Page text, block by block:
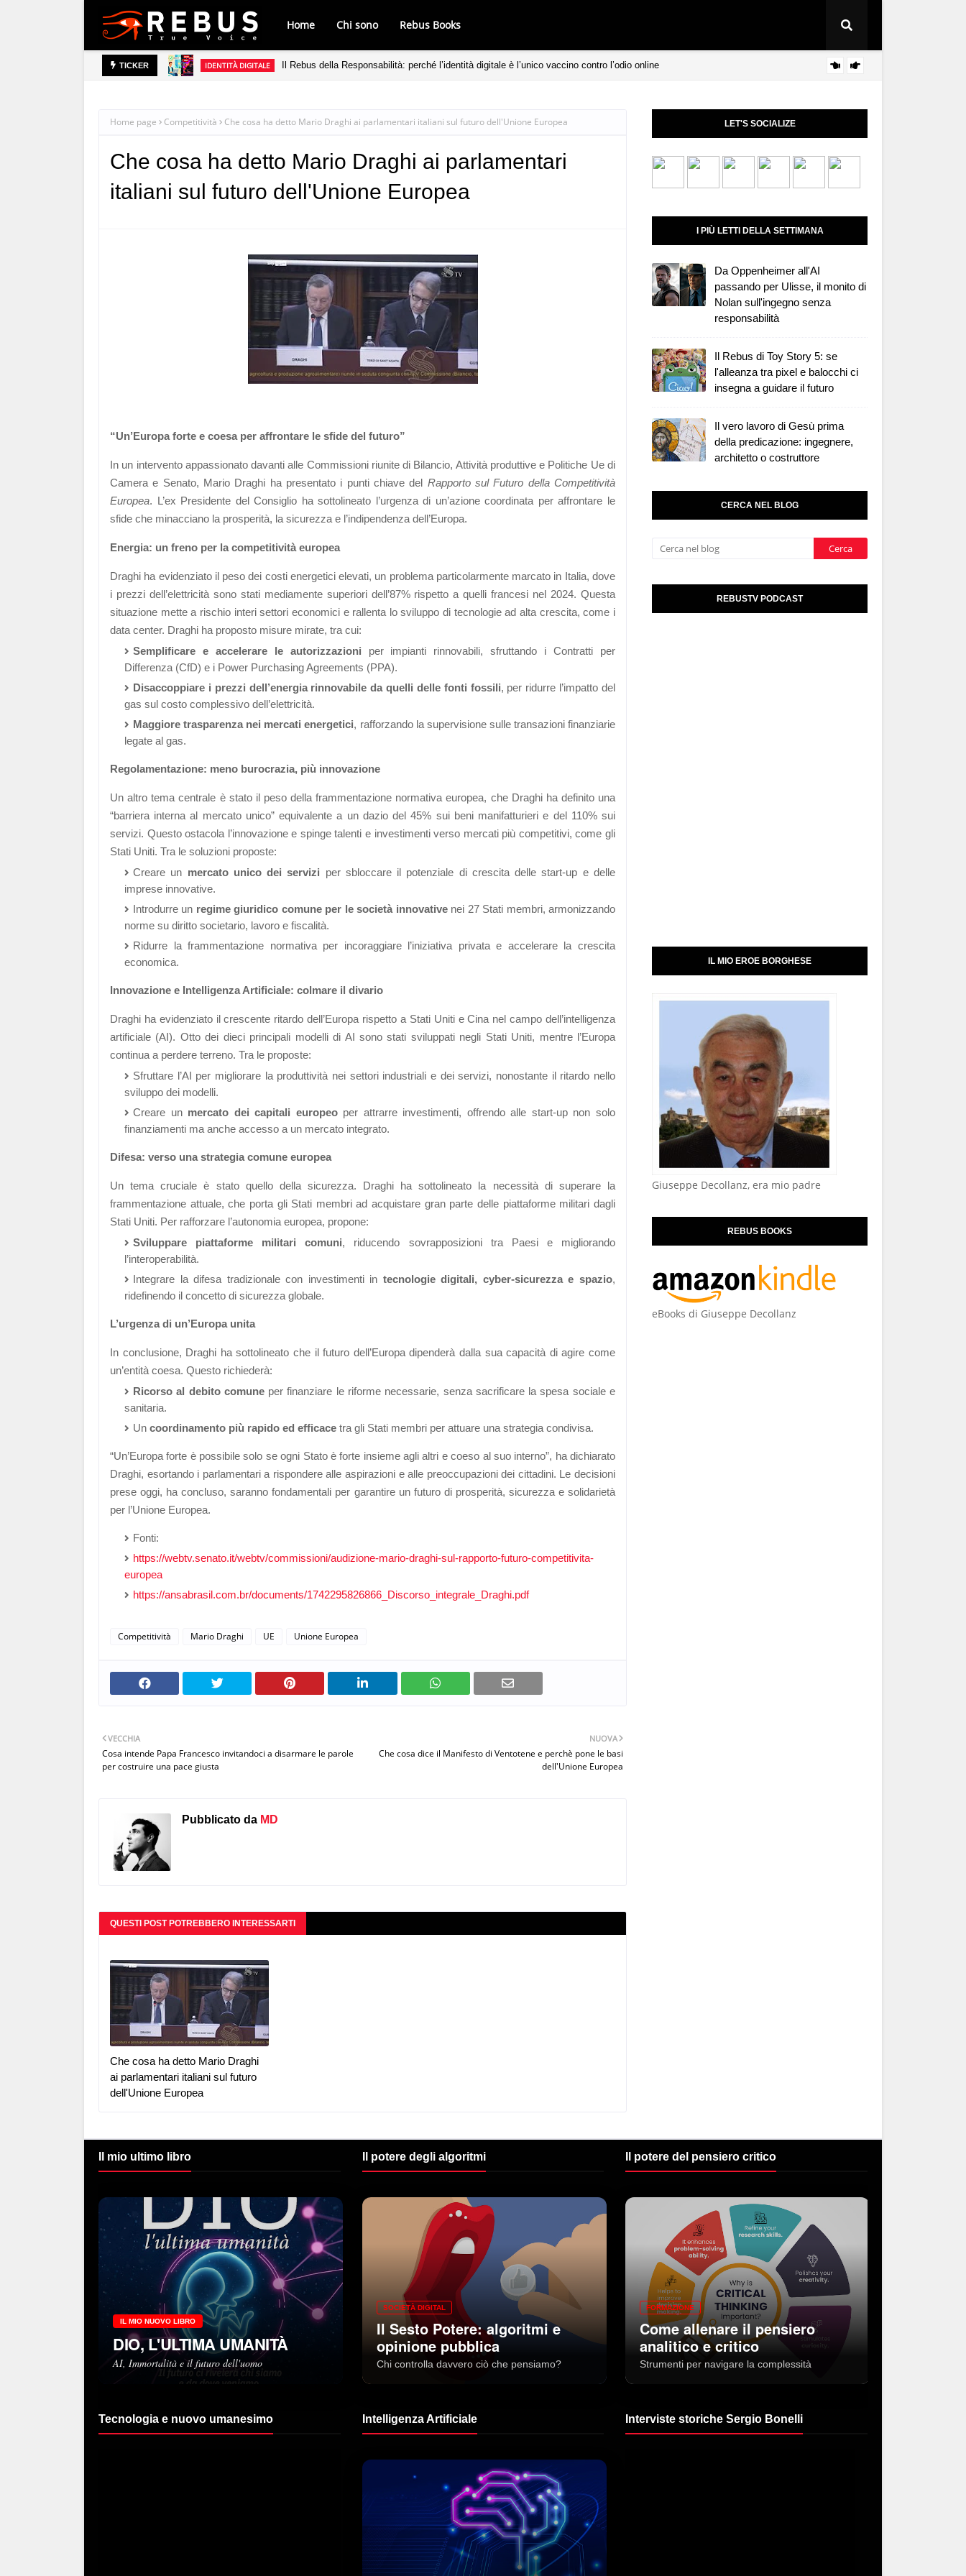
Home Chi sono Rebus Books
TICKER IDENTITÀ DIGITALE Il Rebus della Responsabilità: perché l’identità digitale è l’unico vaccino contro l’odio online
Home page Competitività Che cosa ha detto Mario Draghi ai parlamentari italiani sul futuro dell'Unione Europea
Che cosa ha detto Mario Draghi ai parlamentari
italiani sul futuro dell'Unione Europea
“Un’Europa forte e coesa per affrontare le sfide del futuro”
In un intervento appassionato davanti alle Commissioni riunite di Bilancio, Attività produttive e Politiche Ue di
Camera e Senato, Mario Draghi ha presentato i punti chiave del Rapporto sul Futuro della Competitività
Europea. L’ex Presidente del Consiglio ha sottolineato l’urgenza di un’azione coordinata per affrontare le
sfide che minacciano la prosperità, la sicurezza e l’indipendenza dell’Europa.
Energia: un freno per la competitività europea
Draghi ha evidenziato il peso dei costi energetici elevati, un problema particolarmente marcato in Italia, dove
i prezzi dell’elettricità sono stati mediamente superiori dell’87% rispetto a quelli francesi nel 2024. Questa
situazione mette a rischio interi settori economici e rallenta lo sviluppo di tecnologie ad alta crescita, come i
data center. Draghi ha proposto misure mirate, tra cui:
Semplificare e accelerare le autorizzazioni per impianti rinnovabili, sfruttando i Contratti per
Differenza (CfD) e i Power Purchasing Agreements (PPA).
Disaccoppiare i prezzi dell’energia rinnovabile da quelli delle fonti fossili, per ridurre l’impatto del
gas sul costo complessivo dell’elettricità.
Maggiore trasparenza nei mercati energetici, rafforzando la supervisione sulle transazioni finanziarie
legate al gas.
Regolamentazione: meno burocrazia, più innovazione
Un altro tema centrale è stato il peso della frammentazione normativa europea, che Draghi ha definito una
“barriera interna al mercato unico” equivalente a un dazio del 45% sui beni manifatturieri e del 110% sui
servizi. Questo ostacola l’innovazione e spinge talenti e investimenti verso mercati più competitivi, come gli
Stati Uniti. Tra le soluzioni proposte:
Creare un mercato unico dei servizi per sbloccare il potenziale di crescita delle start-up e delle
imprese innovative.
Introdurre un regime giuridico comune per le società innovativenei 27 Stati membri, armonizzando
norme su diritto societario, lavoro e fiscalità.
Ridurre la frammentazione normativa per incoraggiare l’iniziativa privata e accelerare la crescita
economica.
Innovazione e Intelligenza Artificiale: colmare il divario
Draghi ha evidenziato il crescente ritardo dell’Europa rispetto a Stati Uniti e Cina nel campo dell’intelligenza
artificiale (AI). Otto dei dieci principali modelli di AI sono stati sviluppati negli Stati Uniti, mentre l’Europa
continua a perdere terreno. Tra le proposte:
Sfruttare l’AI per migliorare la produttività nei settori industriali e dei servizi, nonostante il ritardo nello
sviluppo dei modelli.
Creare un mercato dei capitali europeoper attrarre investimenti, offrendo alle start-up non solo
finanziamenti ma anche accesso a un mercato integrato.
Difesa: verso una strategia comune europea
Un tema cruciale è stato quello della sicurezza. Draghi ha sottolineato la necessità di superare la
frammentazione attuale, che porta gli Stati membri ad acquistare gran parte delle piattaforme militari dagli
Stati Uniti. Per rafforzare l’autonomia europea, propone:
Sviluppare piattaforme militari comuni, riducendo sovrapposizioni tra Paesi e migliorando
l’interoperabilità.
Integrare la difesa tradizionale con investimenti in tecnologie digitali, cyber-sicurezza e spazio,
ridefinendo il concetto di sicurezza globale.
L’urgenza di un’Europa unita
In conclusione, Draghi ha sottolineato che il futuro dell’Europa dipenderà dalla sua capacità di agire come
un’entità coesa. Questo richiederà:
Ricorso al debito comuneper finanziare le riforme necessarie, senza sacrificare la spesa sociale e
sanitaria.
Un coordinamento più rapido ed efficace tra gli Stati membri per attuare una strategia condivisa.
“Un’Europa forte è possibile solo se ogni Stato è forte insieme agli altri e coeso al suo interno”, ha dichiarato
Draghi, esortando i parlamentari a rispondere alle aspirazioni e alle preoccupazioni dei cittadini. Le decisioni
prese oggi, ha concluso, saranno fondamentali per garantire un futuro di prosperità, sicurezza e solidarietà
per l’Unione Europea.
Fonti:
https://webtv.senato.it/webtv/commissioni/audizione-mario-draghi-sul-rapporto-futuro-competitivita-
europea
https://ansabrasil.com.br/documents/1742295826866_Discorso_integrale_Draghi.pdf
Competitività Mario Draghi UE Unione Europea
NUOVA
Che cosa dice il Manifesto di Ventotene e perchè pone le basi
dell'Unione Europea
VECCHIA
Cosa intende Papa Francesco invitandoci a disarmare le parole
per costruire una pace giusta
Pubblicato da MD
QUESTI POST POTREBBERO INTERESSARTI
Che cosa ha detto Mario Draghi
ai parlamentari italiani sul futuro
dell'Unione Europea
LET'S SOCIALIZE
I PIÙ LETTI DELLA SETTIMANA
Da Oppenheimer all'AI
passando per Ulisse, il monito di
Nolan sull'ingegno senza
responsabilità
Il Rebus di Toy Story 5: se
l'alleanza tra pixel e balocchi ci
insegna a guidare il futuro
Il vero lavoro di Gesù prima
della predicazione: ingegnere,
architetto o costruttore
CERCA NEL BLOG
REBUSTV PODCAST
IL MIO EROE BORGHESE
Giuseppe Decollanz, era mio padre
REBUS BOOKS
eBooks di Giuseppe Decollanz
Il mio ultimo libro
IL MIO NUOVO LIBRO
DIO, L'ULTIMA UMANITÀ
AI, Immortalità e il futuro dell'uomo
Tecnologia e nuovo umanesimo
Il potere degli algoritmi
SOCIETÀ DIGITAL
Il Sesto Potere: algoritmi e
opinione pubblica
Chi controlla davvero ciò che pensiamo?
Intelligenza Artificiale
Il potere del pensiero critico
FORMAZIONE
Come allenare il pensiero
analitico e critico
Strumenti per navigare la complessità
Interviste storiche Sergio Bonelli